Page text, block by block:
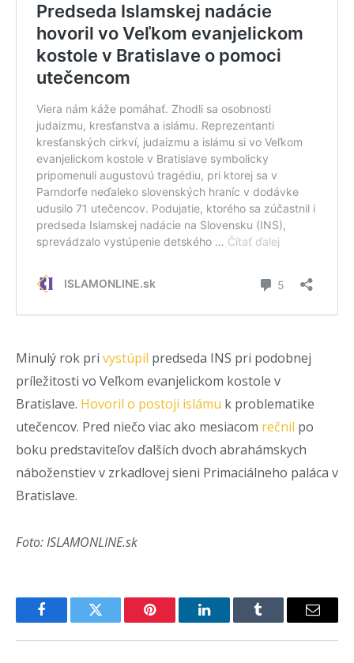
Minulý rok pri vystúpil predseda INS pri podobnej
príležitosti vo Veľkom evanjelickom kostole v
Bratislave. Hovoril o postoji islámu k problematike
utečencov. Pred niečo viac ako mesiacom rečnil po
boku predstaviteľov ďalších dvoch abrahámskych
náboženstiev v zrkadlovej sieni Primaciálneho paláca v
Bratislave.
Foto: ISLAMONLINE.sk
FacebookTwitter Pinterest LinkedInTumblr Email